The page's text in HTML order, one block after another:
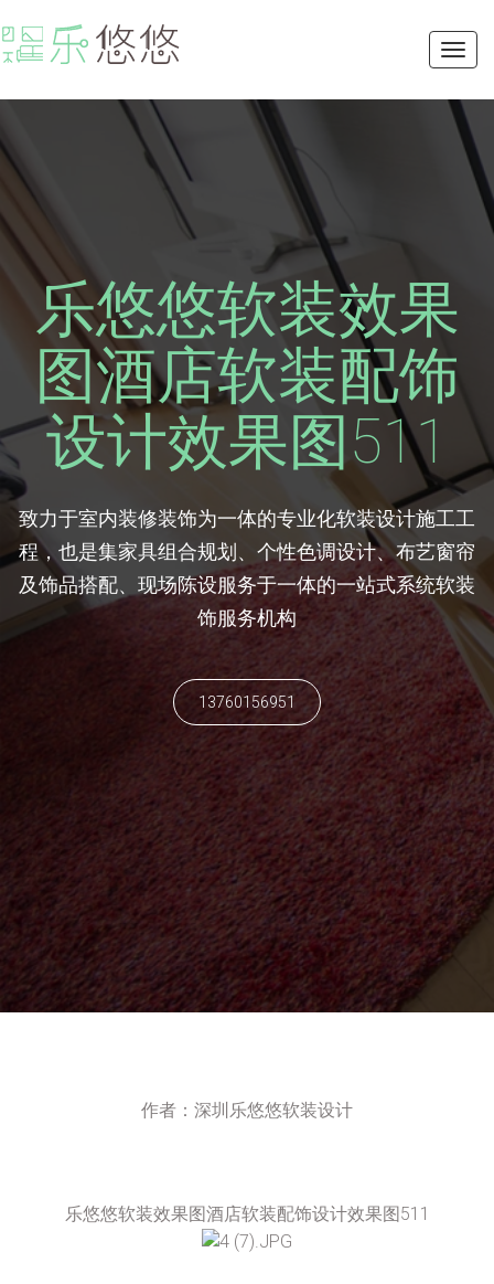
乐悠悠软装效果
图酒店软装配饰
设计效果图511
致力于室内装修装饰为一体的专业化软装设计施工工
程，也是集家具组合规划、个性色调设计、布艺窗帘
及饰品搭配、现场陈设服务于一体的一站式系统软装
饰服务机构
13760156951
作者：深圳乐悠悠软装设计
乐悠悠软装效果图酒店软装配饰设计效果图511